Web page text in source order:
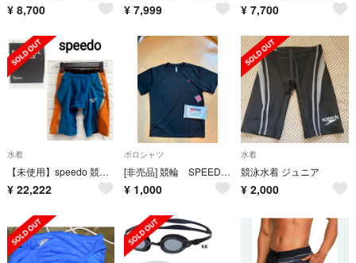
¥ 8,700 ¥ 7,999 ¥ 7,700
水着
【未使用】speedo 競泳水着 ファストスキンレーザーピュアインテント 20
¥ 22,222
ポロシャツ
[非売品] 競輪 SPEEDチャンネルオリジナルTシャツ Lサイズ おまけつき
¥ 1,000
水着
競泳水着 ジュニア
¥ 2,000